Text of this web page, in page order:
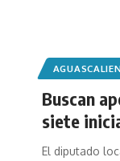
Buscan
siete
El diputado